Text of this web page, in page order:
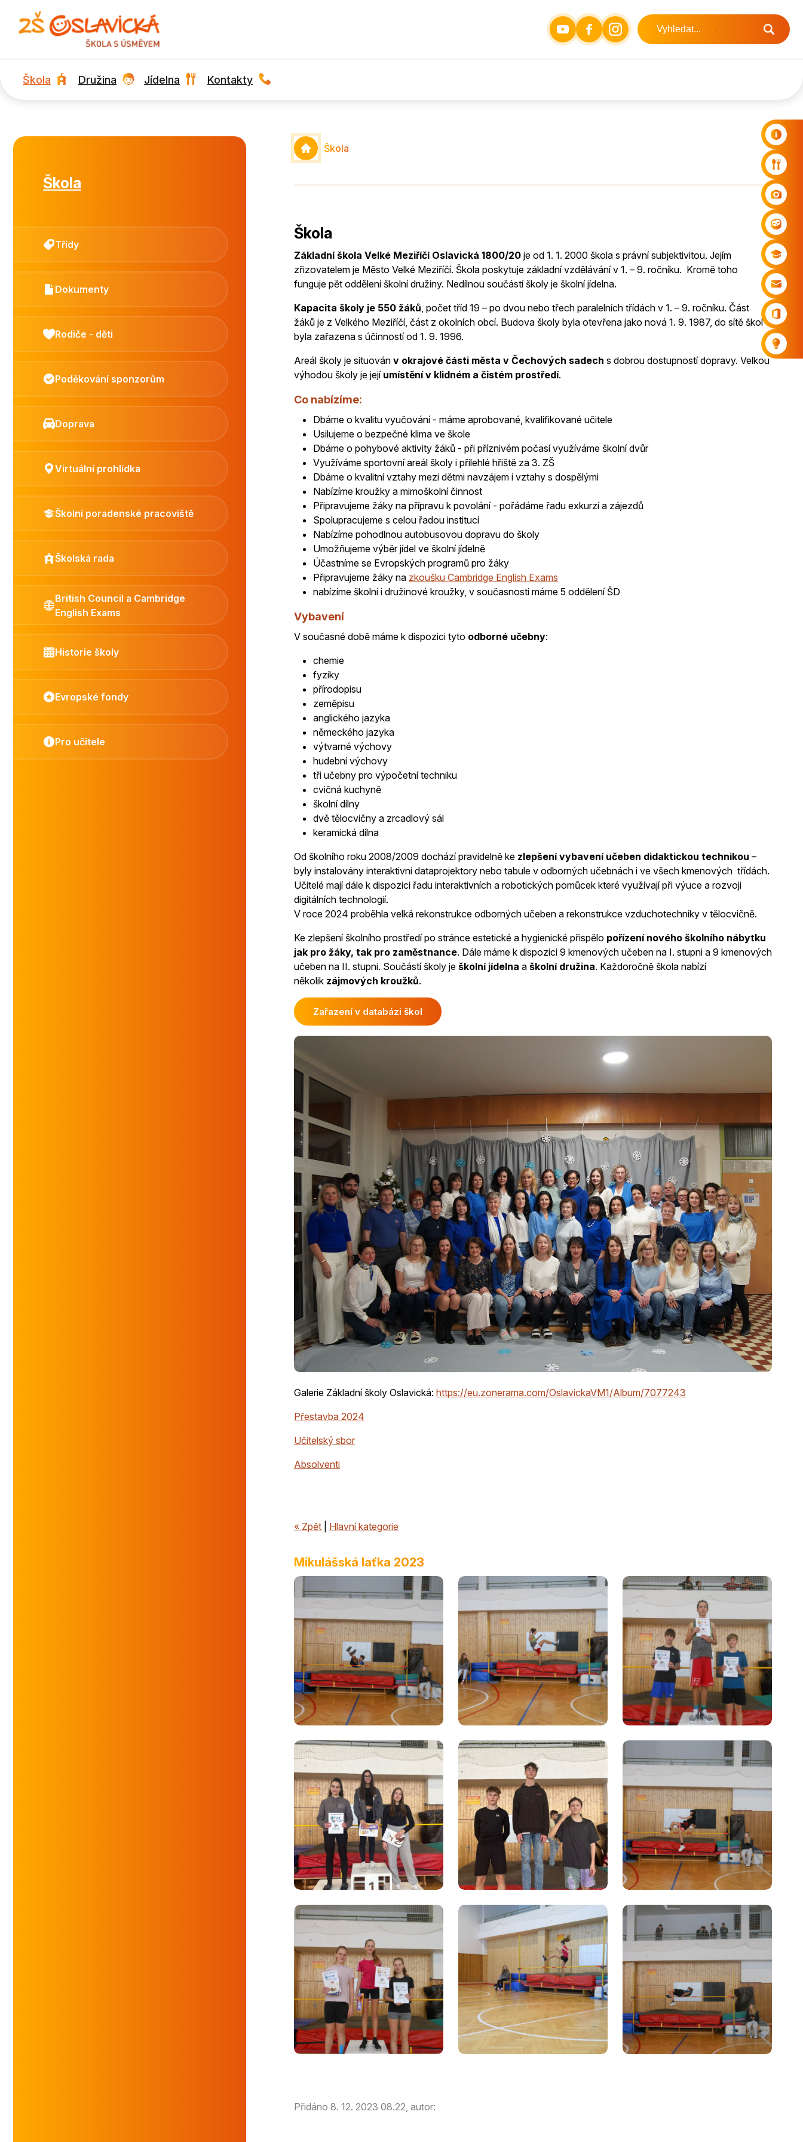
Škola Družina Jídelna Kontakty
Škola
Škola
Základní škola Velké Meziříčí Oslavická 1800/20 je od 1. 1. 2000 škola s právní subjektivitou. Jejím
zřizovatelem je Město Velké Meziříčí. Škola poskytuje základní vzdělávání v 1. – 9. ročníku. Kromě toho
funguje pět oddělení školní družiny. Nedílnou součástí školy je školní jídelna.
Kapacita školy je 550 žáků , počet tříd 19 – po dvou nebo třech paralelních třídách v 1. – 9. ročníku. Část
žáků je z Velkého Meziříčí, část z okolních obcí. Budova školy byla otevřena jako nová 1. 9. 1987, do sítě škol
byla zařazena s účinností od 1. 9. 1996.
Areál školy je situován v okrajové části města v Čechových sadech s dobrou dostupností dopravy. Velkou
výhodou školy je její umístění v klidném a čistém prostředí.
Co nabízíme:
Dbáme o kvalitu vyučování - máme aprobované, kvalifikované učitele
Usilujeme o bezpečné klima ve škole
Dbáme o pohybové aktivity žáků - při příznivém počasí využíváme školní dvůr
Využíváme sportovní areál školy i přilehlé hřiště za 3. ZŠ
Dbáme o kvalitní vztahy mezi dětmi navzájem i vztahy s dospělými
Nabízíme kroužky a mimoškolní činnost
Připravujeme žáky na přípravu k povolání - pořádáme řadu exkurzí a zájezdů
Spolupracujeme s celou řadou institucí
Nabízíme pohodlnou autobusovou dopravu do školy
Umožňujeme výběr jídel ve školní jídelně
Účastníme se Evropských programů pro žáky
Připravujeme žáky na zkoušku Cambridge English Exams
nabízíme školní i družinové kroužky, v současnosti máme 5 oddělení ŠD
Vybavení
V současné době máme k dispozici tyto odborné učebny:
chemie
fyziky
přírodopisu
zeměpisu
anglického jazyka
německého jazyka
výtvarné výchovy
hudební výchovy
tři učebny pro výpočetní techniku
cvičná kuchyně
školní dílny
dvě tělocvičny a zrcadlový sál
keramická dílna
Od školního roku 2008/2009 dochází pravidelně ke zlepšení vybavení učeben didaktickou technikou –
byly instalovány interaktivní dataprojektory nebo tabule v odborných učebnách i ve všech kmenových třídách.
Učitelé mají dále k dispozici řadu interaktivních a robotických pomůcek které využívají při výuce a rozvoji
digitálních technologií.
V roce 2024 proběhla velká rekonstrukce odborných učeben a rekonstrukce vzduchotechniky v tělocvičně.
Ke zlepšení školního prostředí po stránce estetické a hygienické přispělo pořízení nového školního nábytku
jak pro žáky, tak pro zaměstnance. Dále máme k dispozici 9 kmenových učeben na I. stupni a 9 kmenových
učeben na II. stupni. Součástí školy je školní jídelna a školní družina. Každoročně škola nabízí
několik zájmových kroužků.
Zařazení v databázi škol
Galerie Základní školy Oslavická: https://eu.zonerama.com/OslavickaVM1/Album/7077243
Přestavba 2024
Učitelský sbor
Absolventi
« Zpět Hlavní kategorie
Mikulášská laťka 2023
Přidáno 8. 12. 2023 08.22, autor:
Škola
Třídy
Dokumenty
Rodiče - děti
Poděkování sponzorům
Doprava
Virtuální prohlídka
Školní poradenské pracoviště
Školská rada
British Council a Cambridge
English Exams
Historie školy
Evropské fondy
Pro učitele